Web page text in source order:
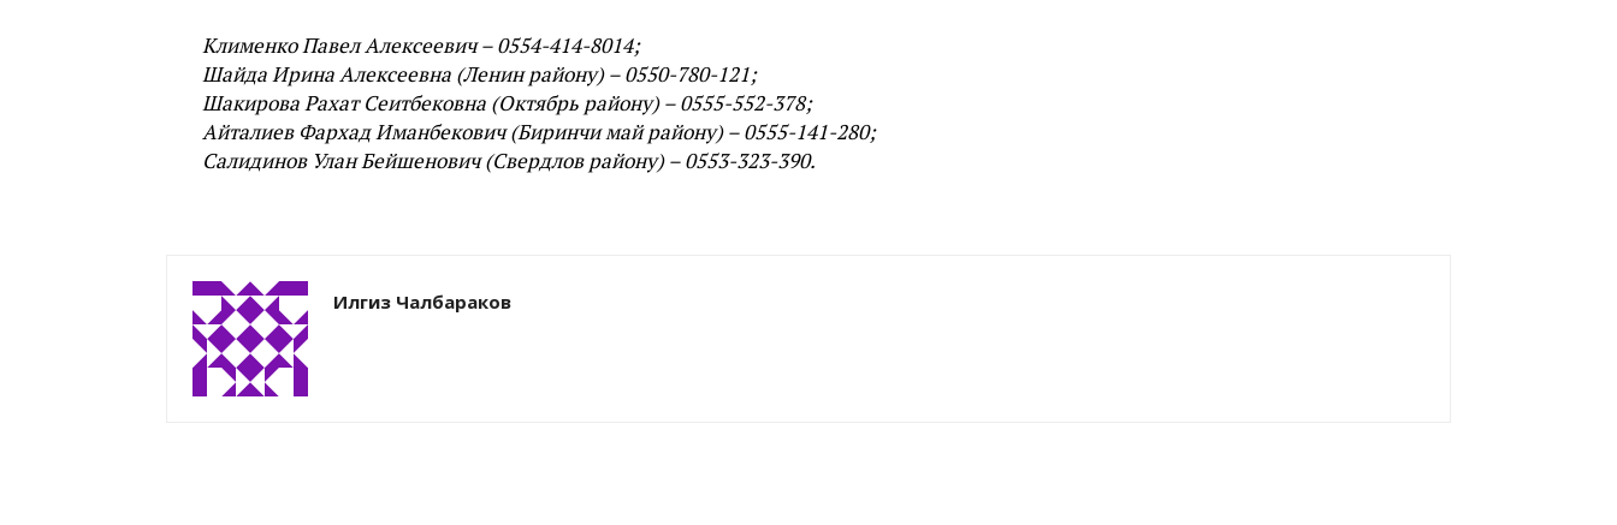
Клименко Павел Алексеевич – 0554-414-8014;
Шайда Ирина Алексеевна (Ленин району) – 0550-780-121;
Шакирова Рахат Сеитбековна (Октябрь району) – 0555-552-378;
Айталиев Фархад Иманбекович (Биринчи май району) – 0555-141-280;
Салидинов Улан Бейшенович (Свердлов району) – 0553-323-390.
Илгиз Чалбараков